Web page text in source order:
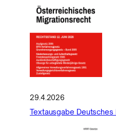
29.4.2026
Textausgabe Deutsches